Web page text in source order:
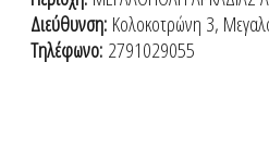
Διεύθυνση: Κολοκοτρώνη 3,
Τηλέφωνο: 2791029055